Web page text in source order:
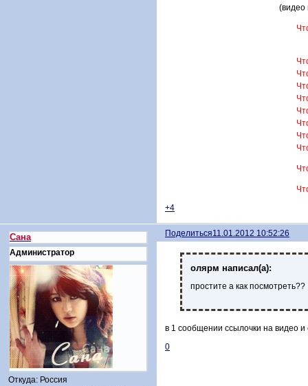
(видео
+4
Поделиться11.01.2012 10:52:26
Сана
Администратор
Откуда: Россия
олярм написал(а):
простите а как посмотреть??
в 1 сообщении ссылочки на видео
0